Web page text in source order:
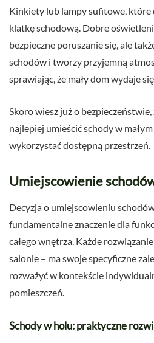
Kinkiety lub lampy sufitowe, które
klatkę schodową. Dobre
bezpieczne poruszanie się, ale
schodów i tworzy przyjemną
sprawiając, że mały dom wydaje
Skoro wiesz już o
najlepiej umieścić schody w
wykorzystać dostępną przestrzeń.
Umiejscowienie
Decyzja o umiejscowieniu
fundamentalne znaczenie dla
całego wnętrza. Każde
salonie – ma swoje specyficzne
rozważyć w kontekście
pomieszczeń.
Schody w holu: praktyczne